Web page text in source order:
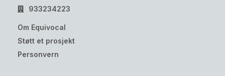
933234223
Om Equivocal
Støtt et prosjekt
Personvern